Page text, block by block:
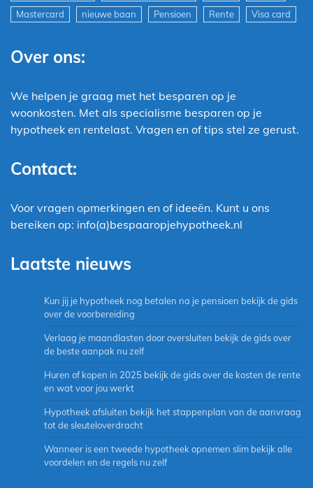
Mastercard
nieuwe baan Pensioen Rente Visa card
Over ons:
We helpen je graag met het besparen op je
woonkosten. Met als specialisme besparen op je
hypotheek en rentelast. Vragen en of tips stel ze gerust.
Contact:
Voor vragen opmerkingen en of ideeën. Kunt u ons
bereiken op: info(a)bespaaropjehypotheek.nl
Laatste nieuws
Kun jij je hypotheek nog betalen na je pensioen bekijk de gids
over de voorbereiding
Verlaag je maandlasten door oversluiten bekijk de gids over
de beste aanpak nu zelf
Huren of kopen in 2025 bekijk de gids over de kosten de rente
en wat voor jou werkt
Hypotheek afsluiten bekijk het stappenplan van de aanvraag
tot de sleuteloverdracht
Wanneer is een tweede hypotheek opnemen slim bekijk alle
voordelen en de regels nu zelf